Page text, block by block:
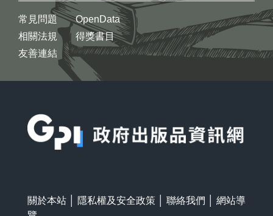
常見問題
相關法規
友善連結
OpenData
得獎書目
關於本站 隱私權及安全政策 聯絡我們
網站導